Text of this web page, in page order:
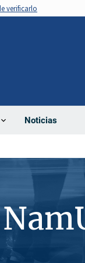
verificarlo
Noticias